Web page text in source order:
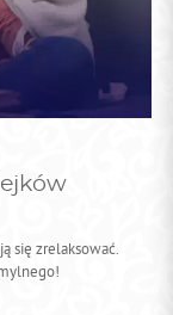
się zrelaksować.